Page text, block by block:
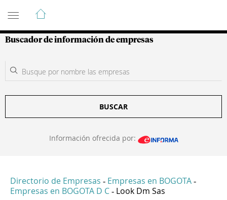
Guía de Empresas Colombianas
Buscador de información de empresas
BUSCAR
Información ofrecida por:
Directorio de Empresas - Empresas en BOGOTA -
Empresas en BOGOTA D C - Look Dm Sas